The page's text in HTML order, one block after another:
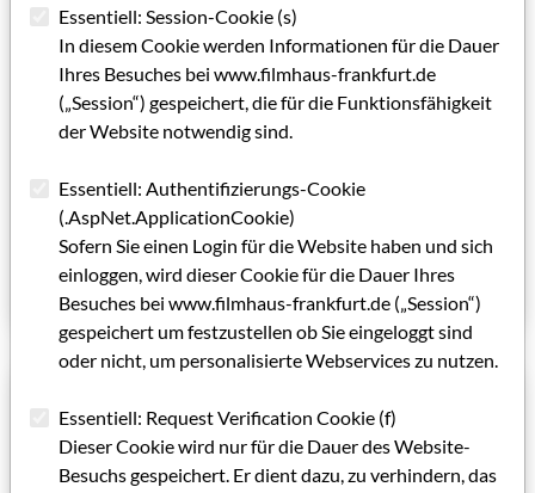
Ein Mann geht von rechts nach links
Wer glaubt, Kassel sei die cineastische Provinz in der
cineastischen Provinz, der muß nicht erst mit dem Oscar
für die ’Balance’ der Brüder Lauenstein davon überzeugt
werden, daß sich ein Blick dorthin lohnen kann,
Petersen und Manfred Seiler fällt.
Von Thomas Mank
Artikel lesen
Der runde Tritt
Thomas Carle und Gruscha Rode arbeiten an einem
Essentiell: Session-Cookie (s)
In diesem Cookie werden Informationen für die Dauer
Ihres Besuches bei www.filmhaus-frankfurt.de
(„Session“) gespeichert, die für die Funktionsfähigkeit
der Website notwendig sind.
Essentiell: Authentifizierungs-Cookie
(.AspNet.ApplicationCookie)
Sofern Sie einen Login für die Website haben und sich
einloggen, wird dieser Cookie für die Dauer Ihres
Besuches bei www.filmhaus-frankfurt.de („Session“)
gespeichert um festzustellen ob Sie eingeloggt sind
oder nicht, um personalisierte Webservices zu nutzen.
Essentiell: Request Verification Cookie (f)
Dieser Cookie wird nur für die Dauer des Website-
Besuchs gespeichert. Er dient dazu, zu verhindern, das